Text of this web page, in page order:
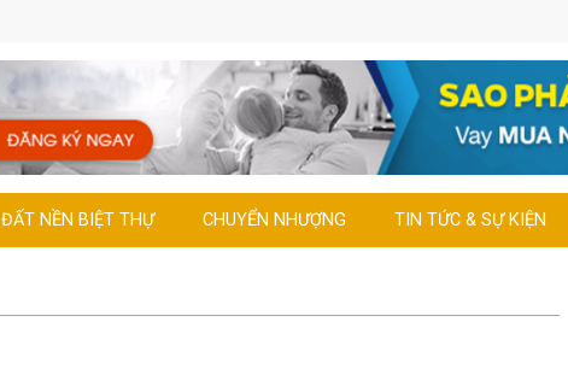
ĐẤT NỀN BIỆT THỰ CHUYỂN NHƯỢNG TIN TỨC & SỰ KIỆN